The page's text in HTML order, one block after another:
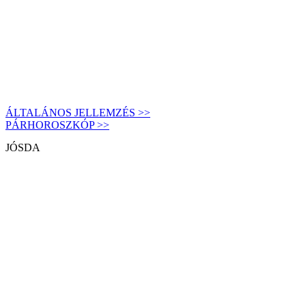
ÁLTALÁNOS JELLEMZÉS >>
PÁRHOROSZKÓP >>
JÓSDA